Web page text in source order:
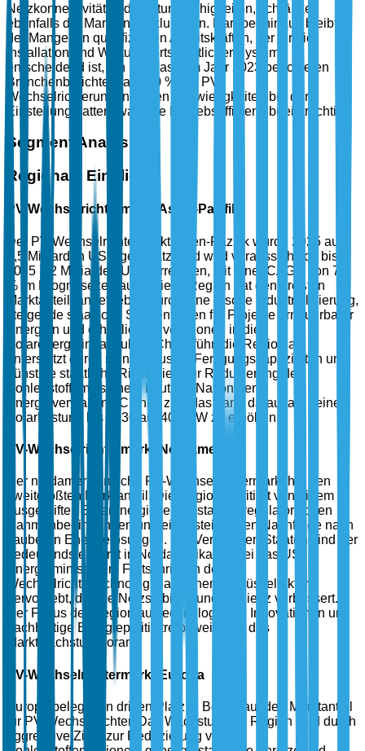
Netzkonnektivität und Wartungsfähigkeiten, schränken
ebenfalls die Marktentwicklung ein. Darüber hinaus bleibt
der Mangel an qualifizierten Arbeitskräften, der für die
Installation und Wartung fortschrittlicher Systeme
entscheidend ist, ein Engpass. Im Jahr 2023 berichteten
Branchenberichte, dass 60 % der PV-
Wechselrichterunternehmen Schwierigkeiten bei der
Einstellung hatten, was ihre Betriebseffizienz beeinträchtigt.
Segment Analysis
Regionale Einblicke
PV-Wechselrichtermarkt Asien-Pazifik
Der PV-Wechselrichtermarkt Asien-Pazifik wurde 2025 auf
3,5 Milliarden USD geschätzt und wird voraussichtlich bis
2035 7,2 Milliarden USD erreichen, mit einer CAGR von 7,8
% im Prognosezeitraum. Diese Region hat den größten
Marktanteil, angetrieben durch eine rasche Industrialisierung,
steigende staatliche Subventionen für Projekte erneuerbarer
Energien und erhebliche Investitionen in die
Solarenergieinfrastruktur. China führt die Region an,
unterstützt durch seine robusten Fertigungskapazitäten und
günstige staatliche Richtlinien zur Reduzierung der
Kohlenstoffemissionen. Laut der Nationalen
Energieverwaltung Chinas zielt das Land darauf ab, seine
Solarleistung bis 2030 auf 400 GW zu erhöhen.
PV-Wechselrichtermarkt Nordamerika
Der nordamerikanische PV-Wechselrichtermarkt hat den
zweitgrößten Marktanteil. Die Region profitiert von einem
ausgereiften Solarenergiesektor, starken regulatorischen
Rahmenbedingungen und einer steigenden Nachfrage nach
sauberen Energielösungen. Die Vereinigten Staaten sind der
bedeutendste Markt in Nordamerika, wobei das US-
Energieministerium Fortschritte in der
Wechselrichtertechnologie als einen Schlüsselfaktor
hervorhebt, der die Netzstabilität und Effizienz verbessert.
Der Fokus der Region auf technologische Innovationen und
nachhaltige Energiepolitik treibt weiterhin das
Marktwachstum voran.
PV-Wechselrichtermarkt Europa
Europa belegt den dritten Platz in Bezug auf den Marktanteil
für PV-Wechselrichter. Das Wachstum der Region wird durch
aggressive Ziele zur Reduzierung von